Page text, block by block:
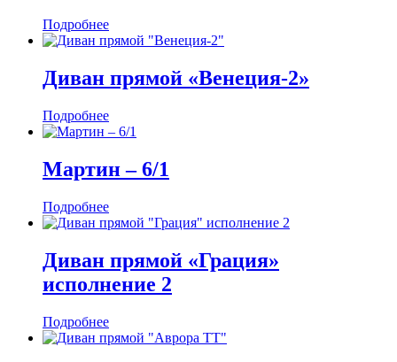
Подробнее
Диван прямой «Венеция-2»
Подробнее
Мартин ‒ 6/1
Подробнее
Диван прямой «Грация»
исполнение 2
Подробнее